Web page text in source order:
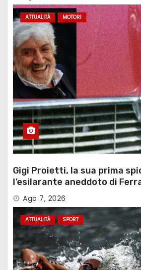
ATTUALITÀ MOTORI
Gigi Proietti, la sua prima
l’esilarante aneddoto di
Ago 7, 2026
ATTUALITÀ SPORT